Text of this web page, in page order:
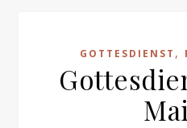
GOTTESDIENST ,